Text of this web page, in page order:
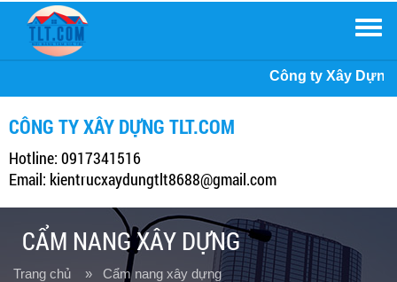
Công ty Xây Dựng TLT, xin kính chào Quý khách
CÔNG TY XÂY DỰNG TLT.COM
Hotline: 0917341516
Email: kientrucxaydungtlt8688@gmail.com
CẨM NANG XÂY DỰNG
Trang chủ » Cẩm nang xây dựng